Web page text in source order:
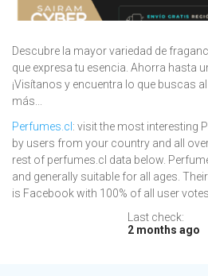
Descubre la mayor variedad de
que expresa tu esencia. Ahorra hasta
¡Visítanos y encuentra lo que buscas
más...
Perfumes.cl : visit the most interesting
by users from your country and all
rest of perfumes.cl data below.
and generally suitable for all ages.
is Facebook with 100% of all user
Last check:
2 months ago